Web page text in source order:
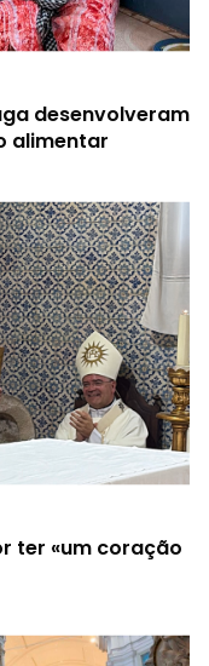
desenvolveram
alimentar
ter «um coração